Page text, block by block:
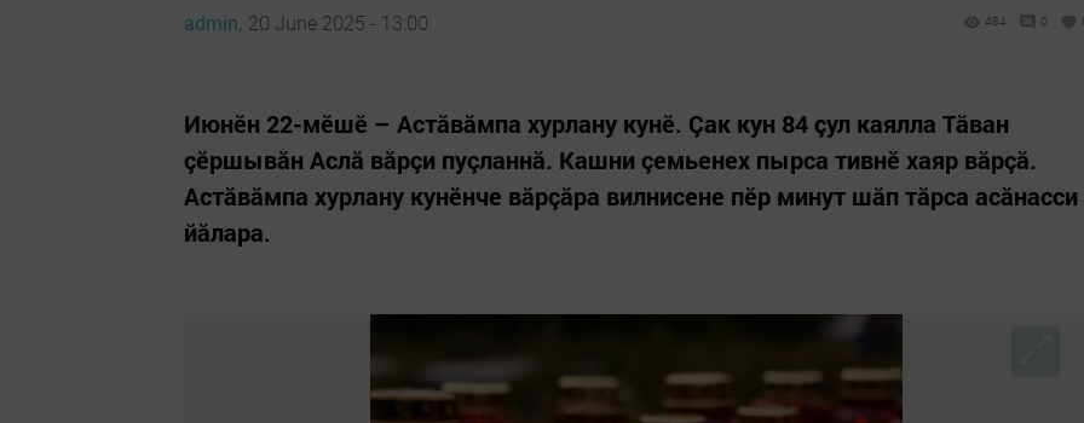
admin, 20 June 2025 - 13:00 484 0
Июнӗн 22-мӗшӗ – Астăвăмпа хурлану кунӗ. Çак кун 84 çул каялла Тăван
çӗршывăн Аслă вăрçи пуçланнă. Кашни çемьенех пырса тивнӗ хаяр вăрçă.
Астăвăмпа хурлану кунӗнче вăрçăра вилнисене пӗр минут шăп тăрса асăнасси
йăлара.